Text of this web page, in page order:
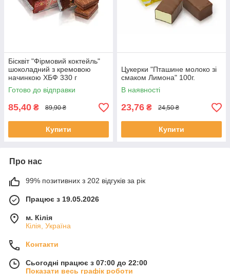
Бісквіт "Фірмовий коктейль"
шоколадний з кремовою
начинкою ХБФ 330 г
Готово до відправки
85,40 ₴ 89,90 ₴
Купити
Цукерки "Пташине молоко зі
смаком Лимона" 100г.
В наявності
23,76 ₴ 24,50 ₴
Купити
Про нас
99% позитивних з 202 відгуків за рік
Працює з 19.05.2026
м. Кілія
Кілія, Україна
Контакти
Сьогодні працює з 07:00 до 22:00
Показати весь графік роботи